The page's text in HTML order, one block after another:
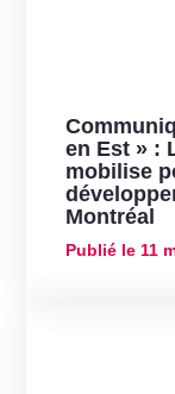
en Est » :
mobilise
Montréal
Publié le11